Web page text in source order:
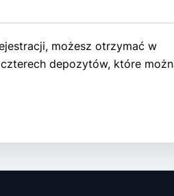
możesz otrzymać w
depozytów, które